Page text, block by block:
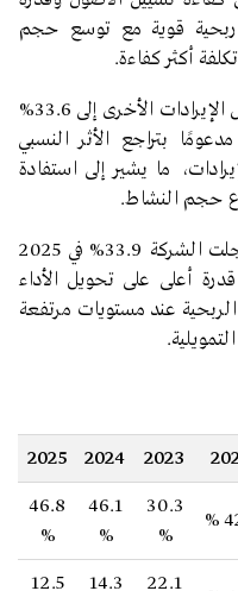
ربحية قوية مع توسع حجم
أكثر كفاءة.
كما تحسن هامش دخل العمليات قبل الإيرادات الأخرى إلى 33.6%
مقابل 31.5% في 2024، مدعومًا بتراجع الأثر النسبي
ما يشير إلى استفادة
حجم النشاط.
وعلى مستوى هامش صافي الربح، سجلت الشركة 33.9% في 2025
2024، ليعكس قدرة أعلى على تحويل الأداء
عند مستويات مرتفعة
2023
2024
2025
%
30.3
%
46.1
%
46.8
%
22.1
14.3
12.5